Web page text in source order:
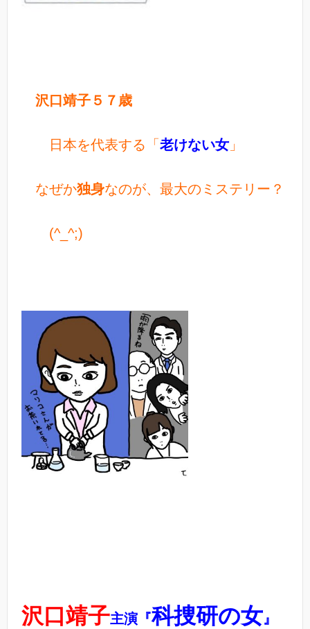
沢口靖子５７歳
日本を代表する「 老けない女 」
なぜか独身なのが、最大のミステリー？
(^_^;)
沢口靖子主演『科捜研の女』